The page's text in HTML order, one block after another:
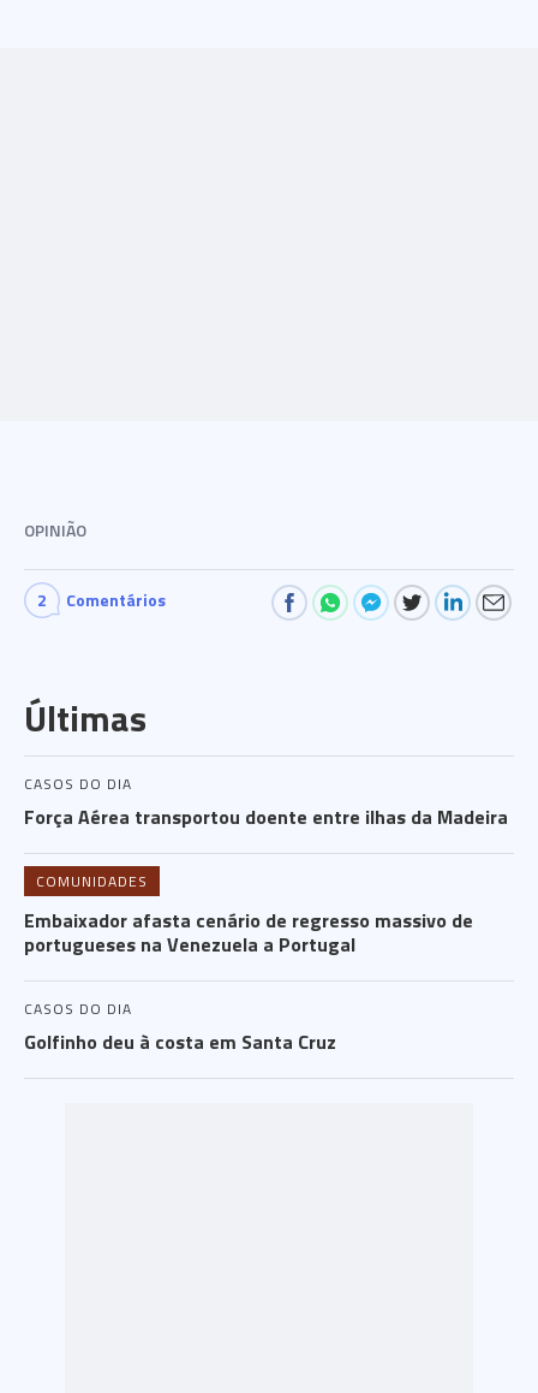
OPINIÃO
2 Comentários
Últimas
CASOS DO DIA
Força Aérea transportou doente entre ilhas da Madeira
COMUNIDADES
Embaixador afasta cenário de regresso massivo de
portugueses na Venezuela a Portugal
CASOS DO DIA
Golfinho deu à costa em Santa Cruz